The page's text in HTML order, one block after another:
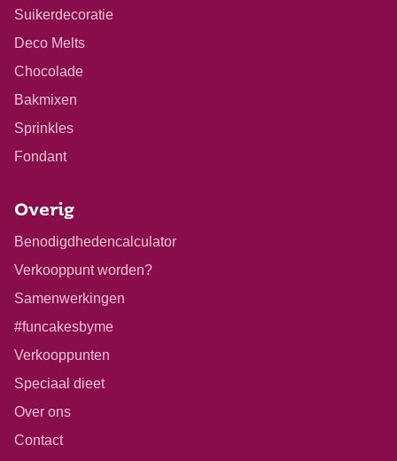
Suikerdecoratie
Deco Melts
Chocolade
Bakmixen
Sprinkles
Fondant
Overig
Benodigdhedencalculator
Verkooppunt worden?
Samenwerkingen
#funcakesbyme
Verkooppunten
Speciaal dieet
Over ons
Contact